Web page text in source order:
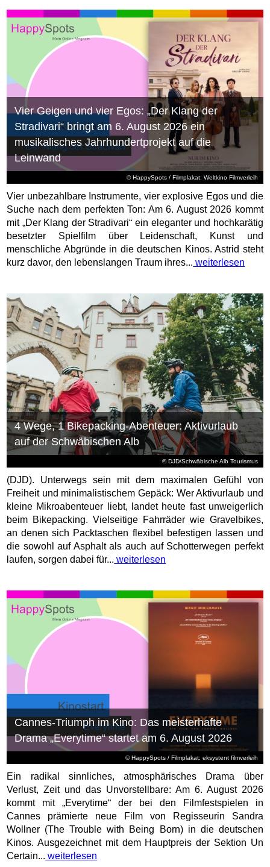
© HappySpots / Filmplakat: Weltkino Filmverleih
Vier Geigen und vier Egos: „Der Klang der
Stradivari“ bringt am 6. August 2026 ein
musikalisches Jahrhundertprojekt auf die
Leinwand
Vier unbezahlbare Instrumente, vier explosive Egos und die
Suche nach dem perfekten Ton: Am 6. August 2026 kommt
mit „Der Klang der Stradivari“ ein eleganter und hochkarätig
besetzter Spielfilm über Leidenschaft, Kunst und
menschliche Abgründe in die deutschen Kinos. Astrid steht
kurz davor, den lebenslangen Traum ihres... weiterlesen
© DJD/Schwäbische Alb Tourismus
4 Wege, 1 Bikepacking-Abenteuer: Aktivurlaub
auf der Schwäbischen Alb
(DJD). Unterwegs sein mit dem maximalen Gefühl von
Freiheit und minimalistischem Gepäck: Wer Aktivurlaub und
kleine Mikroabenteuer liebt, landet heute fast unweigerlich
beim Bikepacking. Vielseitige Fahrräder wie Gravelbikes,
an denen sich Packtaschen flexibel befestigen lassen und
die sowohl auf Asphalt als auch auf Schotterwegen perfekt
laufen, sorgen dabei für... weiterlesen
© HappySpots / Filmplakat: eksystent filmverleih
Cannes-Triumph im Kino: Das meisterhafte
Drama „Everytime“ startet am 6. August 2026
Ein radikal sinnliches, atmosphärisches Drama über
Verlust, Zeit und das Unvorstellbare: Am 6. August 2026
kommt mit „Everytime“ der bei den Filmfestspielen in
Cannes prämierte neue Film von Regisseurin Sandra
Wollner (The Trouble with Being Born) in die deutschen
Kinos. Ausgezeichnet mit dem Hauptpreis der Sektion Un
Certain... weiterlesen